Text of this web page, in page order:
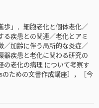
歩」．細胞老化と個体老化／
る疾患との関連／老化とアミ
／加齢に伴う局所的な炎症／
器疾患と老化に関わる研究の
老化の病理 について考察す
ための文書作成講座］，［今